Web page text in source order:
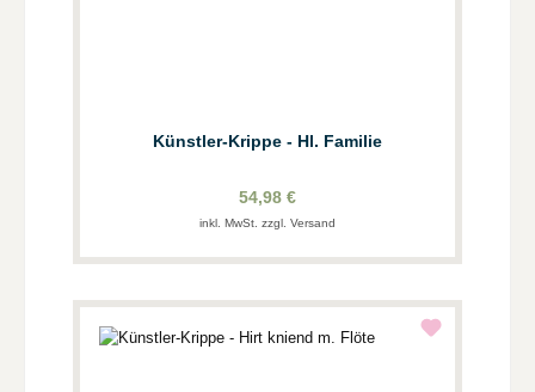
Künstler-Krippe - Hl. Familie
54,98 €
inkl. MwSt. zzgl. Versand